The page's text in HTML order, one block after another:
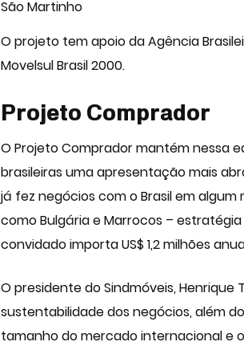
São Martinho
O projeto tem apoio da Agência
Movelsul Brasil 2000.
Projeto Comprador
O Projeto Comprador mantém nessa
brasileiras uma apresentação mais
já fez negócios com o Brasil em
como Bulgária e Marrocos –
convidado importa US$ 1,2 milhões
O presidente doSindmóveis, Henrique
sustentabilidade dos negócios, além
tamanho do mercado internacional e